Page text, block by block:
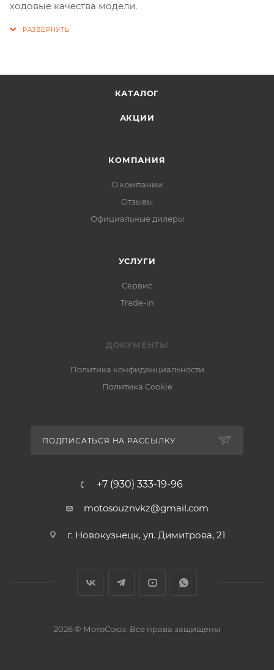
ходовые качества модели.
КАТАЛОГ
АКЦИИ
КОМПАНИЯ
О компании
Отзывы
Официальные дилеры
УСЛУГИ
Сервис
Trade-in
ДОКУМЕНТЫ
Политика конфиденциальности
Политика Cookie
ПОДПИСАТЬСЯ НА РАССЫЛКУ
+7 (930) 333-19-96
motosouznvkz@gmail.com
г. Новокузнецк, ул. Димитрова, 21
2026 © МотоСоюз. Все права защищены